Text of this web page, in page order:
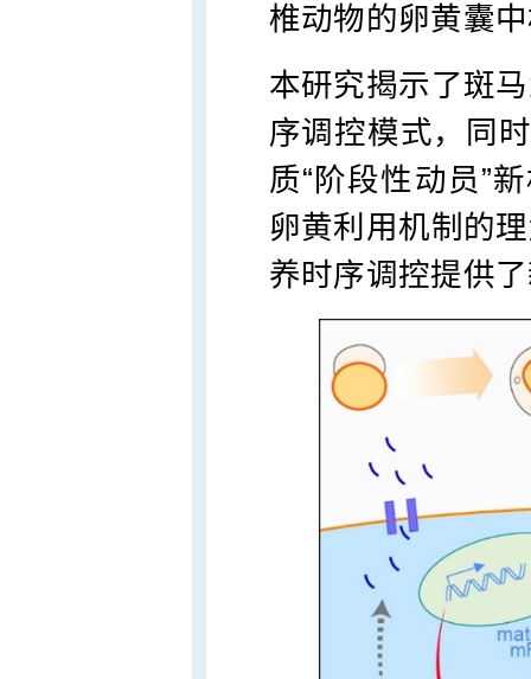
椎动物的卵黄囊
本研究揭示了斑
序调控模式，同
质“阶段性动员”
卵黄利用机制的
养时序调控提供